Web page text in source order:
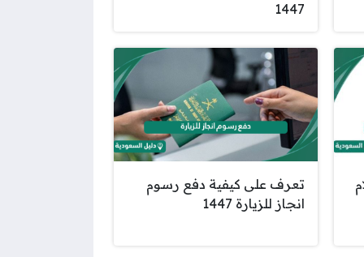
1447
تعرف على كيفية دفع رسوم
انجاز للزيارة 1447